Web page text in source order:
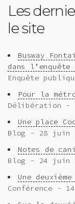
Les
le site
Busway
dans l’enquête
Enquête
Pour la
Délibération -
Une place
Blog - 28 juin
Notes de
Blog - 24 juin
Une
Conférence -